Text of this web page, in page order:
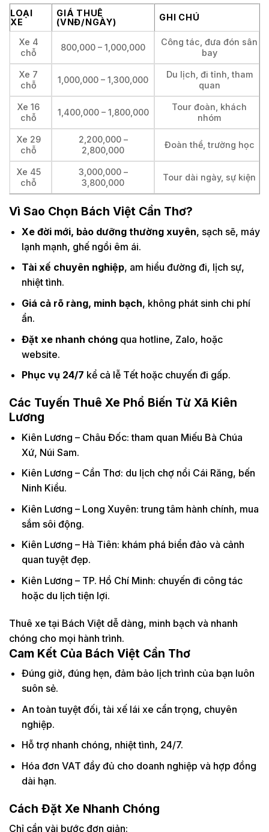
LOẠI
XE
GIÁ THUÊ
(VNĐ/NGÀY)
GHI CHÚ
Xe 4
chỗ
800,000 – 1,000,000
Công tác, đưa đón sân
bay
Xe 7
chỗ
1,000,000 – 1,300,000
Du lịch, đi tỉnh, tham
quan
Xe 16
chỗ
1,400,000 – 1,800,000
Tour đoàn, khách
nhóm
Xe 29
chỗ
2,200,000 –
2,800,000
Đoàn thể, trường học
Xe 45
chỗ
3,000,000 –
3,800,000
Tour dài ngày, sự kiện
Vì Sao Chọn Bách Việt Cần Thơ?
Xe đời mới, bảo dưỡng thường xuyên, sạch sẽ, máy
lạnh mạnh, ghế ngồi êm ái.
Tài xế chuyên nghiệp, am hiểu đường đi, lịch sự,
nhiệt tình.
Giá cả rõ ràng, minh bạch, không phát sinh chi phí
ẩn.
Đặt xe nhanh chóngqua hotline, Zalo, hoặc
website.
Phục vụ 24/7 kể cả lễ Tết hoặc chuyến đi gấp.
Các Tuyến Thuê Xe Phổ Biến Từ Xã Kiên
Lương
Kiên Lương – Châu Đốc: tham quan Miếu Bà Chúa
Xứ, Núi Sam.
Kiên Lương – Cần Thơ: du lịch chợ nổi Cái Răng, bến
Ninh Kiều.
Kiên Lương – Long Xuyên: trung tâm hành chính, mua
sắm sôi động.
Kiên Lương – Hà Tiên: khám phá biển đảo và cảnh
quan tuyệt đẹp.
Kiên Lương – TP. Hồ Chí Minh: chuyến đi công tác
hoặc du lịch tiện lợi.
Thuê xe tại Bách Việt dễ dàng, minh bạch và nhanh
chóng cho mọi hành trình.
Cam Kết Của Bách Việt Cần Thơ
Đúng giờ, đúng hẹn, đảm bảo lịch trình của bạn luôn
suôn sẻ.
An toàn tuyệt đối, tài xế lái xe cẩn trọng, chuyên
nghiệp.
Hỗ trợ nhanh chóng, nhiệt tình, 24/7.
Hóa đơn VAT đầy đủ cho doanh nghiệp và hợp đồng
dài hạn.
Cách Đặt Xe Nhanh Chóng
Chỉ cần vài bước đơn giản: